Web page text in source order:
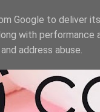
Google to deliver
with
address abuse.